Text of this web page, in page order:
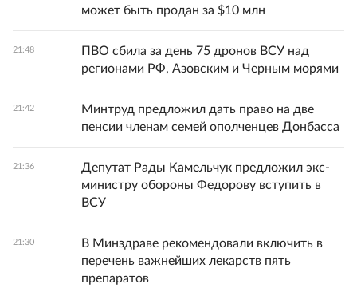
может быть продан за $10 млн
21:48
ПВО сбила за день 75 дронов ВСУ над
регионами РФ, Азовским и Черным морями
21:42
Минтруд предложил дать право на две
пенсии членам семей ополченцев Донбасса
21:36
Депутат Рады Камельчук предложил экс-
министру обороны Федорову вступить в
ВСУ
21:30
В Минздраве рекомендовали включить в
перечень важнейших лекарств пять
препаратов